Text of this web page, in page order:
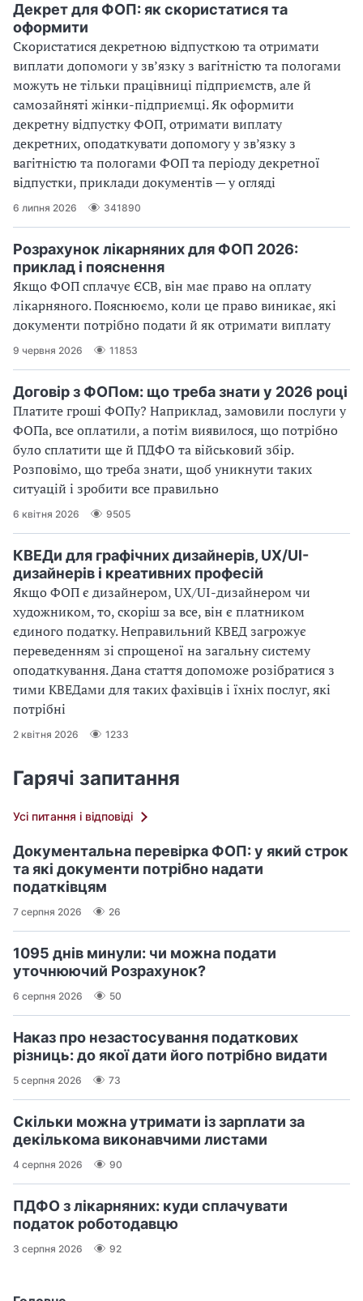
Декрет для ФОП: як скористатися та
оформити
Скористатися декретною відпусткою та отримати
виплати допомоги у звʼязку з вагітністю та пологами
можуть не тільки працівниці підприємств, але й
самозайняті жінки-підприємці. Як оформити
декретну відпустку ФОП, отримати виплату
декретних, оподаткувати допомогу у зв’язку з
вагітністю та пологами ФОП та періоду декретної
відпустки, приклади документів — у огляді
6 липня 2026 341890
Розрахунок лікарняних для ФОП 2026:
приклад і пояснення
Якщо ФОП сплачує ЄСВ, він має право на оплату
лікарняного. Пояснюємо, коли це право виникає, які
документи потрібно подати й як отримати виплату
9 червня 2026 11853
Договір з ФОПом: що треба знати у 2026 році
Платите гроші ФОПу? Наприклад, замовили послуги у
ФОПа, все оплатили, а потім виявилося, що потрібно
було сплатити ще й ПДФО та військовий збір.
Розповімо, що треба знати, щоб уникнути таких
ситуацій і зробити все правильно
6 квітня 2026 9505
КВЕДи для графічних дизайнерів, UX/UI-
дизайнерів і креативних професій
Якщо ФОП є дизайнером, UX/UI-дизайнером чи
художником, то, скоріш за все, він є платником
єдиного податку. Неправильний КВЕД загрожує
переведенням зі спрощеної на загальну систему
оподаткування. Дана стаття допоможе розібратися з
тими КВЕДами для таких фахівців і їхніх послуг, які
потрібні
2 квітня 2026 1233
Гарячі запитання
Усі питання і відповіді
Документальна перевірка ФОП: у який строк
та які документи потрібно надати
податківцям
7 серпня 2026 26
1095 днів минули: чи можна подати
уточнюючий Розрахунок?
6 серпня 2026 50
Наказ про незастосування податкових
різниць: до якої дати його потрібно видати
5 серпня 2026 73
Скільки можна утримати із зарплати за
декількома виконавчими листами
4 серпня 2026 90
ПДФО з лікарняних: куди сплачувати
податок роботодавцю
3 серпня 2026 92